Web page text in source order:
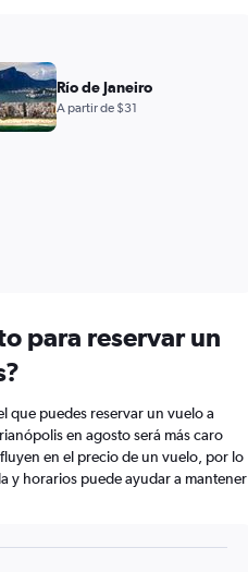
para reservar un
que puedes reservar un vuelo a
en agosto será más caro
en el precio de un vuelo, por lo
y horarios puede ayudar a mantener
Río de Janeiro
A partir de $31